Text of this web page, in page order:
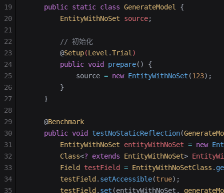
    public
static class GenerateModel
{
        EntityWithNoSet
source;
        // 初始化
        @
Setup(Level .Trial )
        public
void prepare()
{
            source
= new EntityWithNoSet (123);
        }
    }
    @
Benchmark
    public
void testNoStaticReflection(
        EntityWithNoSet
entityWithNoSet = new
        Class
<? extends EntityWithNoSet>
        Field
testField = EntityWithNoSetClass .
        testField
. setAccessible(true);
        testField
. set (entityWithNoSet,
19
20
21
22
23
24
25
26
27
28
29
30
31
32
33
34
35